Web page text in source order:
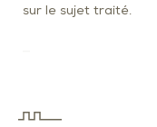
sur le sujet traité.